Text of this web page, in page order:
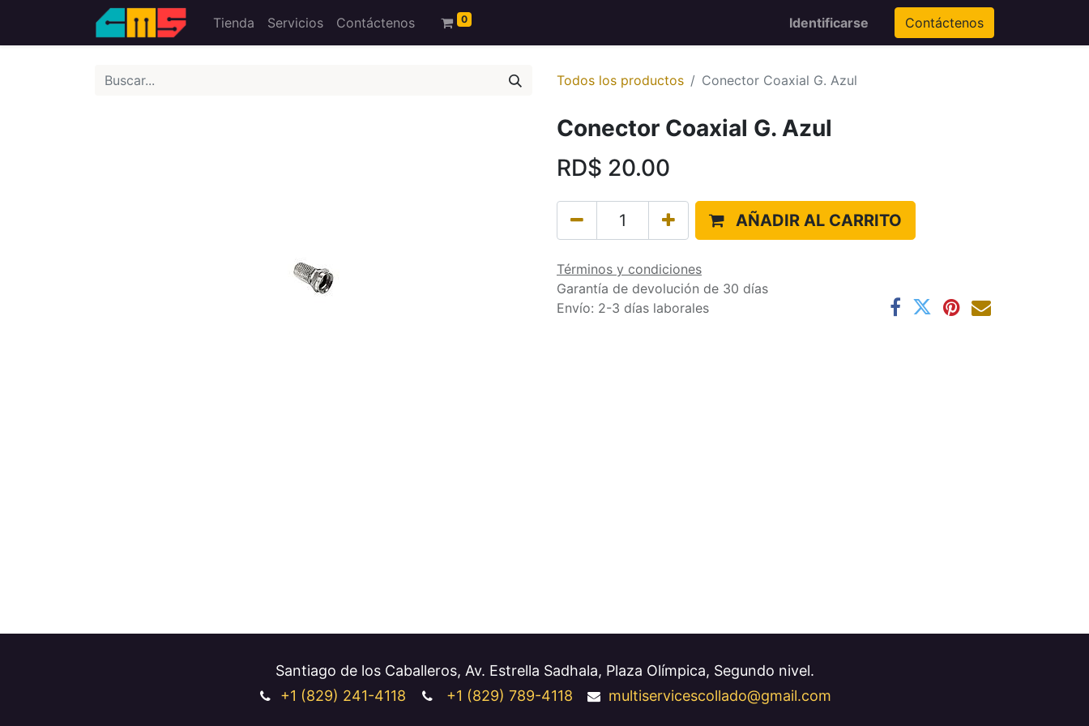
Tienda Servicios Contáctenos 0 Identificarse Contáctenos
Todos los productos Conector Coaxial G. Azul
Conector Coaxial G. Azul
RD$ 20.00
AÑADIR AL CARRITO
Términos y condiciones
Garantía de devolución de 30 días
Envío: 2-3 días laborales
Santiago de los Caballeros, Av. Estrella Sadhala, Plaza Olímpica, Segundo nivel.
+1 (829) 241-4118 +1 (829) 789-4118 multiservicescollado@gmail.com